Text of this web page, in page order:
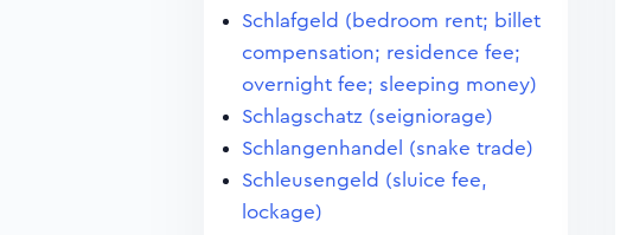
Schlafgeld (bedroom rent; billet
compensation; residence fee;
overnight fee; sleeping money)
Schlagschatz (seigniorage)
Schlangenhandel (snake trade)
Schleusengeld (sluice fee,
lockage)